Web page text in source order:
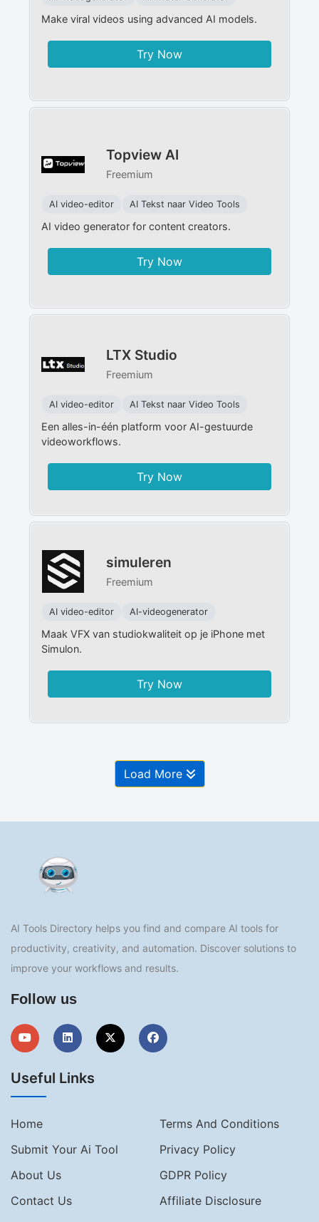
Make viral videos using advanced AI models.
Try Now
Topview AI
Freemium
AI video-editor AI Tekst naar Video Tools
AI video generator for content creators.
Try Now
LTX Studio
Freemium
AI video-editor AI Tekst naar Video Tools
Een alles-in-één platform voor AI-gestuurde
videoworkflows.
Try Now
simuleren
Freemium
AI video-editor AI-videogenerator
Maak VFX van studiokwaliteit op je iPhone met
Simulon.
Try Now
Load More
AI Tools Directory helps you find and compare AI tools for
productivity, creativity, and automation. Discover solutions to
improve your workflows and results.
Follow us
Useful Links
Home
Terms And Conditions
Submit Your Ai Tool
Privacy Policy
About Us
GDPR Policy
Contact Us
Affiliate Disclosure